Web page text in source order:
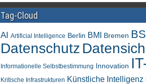
Tag-Cloud
AI Artificial Intelligence Berlin BMI Bremen
Datenschutz
Informationelle Selbstbestimmung Innovation
Kritische Infrastrukturen Künstliche Intelligenz